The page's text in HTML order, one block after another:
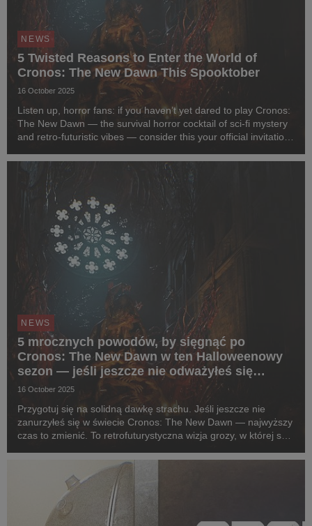
NEWS
5 Twisted Reasons to Enter the World of
Cronos: The New Dawn This Spooktober
16 October 2025
Listen up, horror fans: if you haven’t yet dared to play Cronos:
The New Dawn — the survival horror cocktail of sci-fi mystery
and retro-futuristic vibes — consider this your official invitation.
why skipping thi...
NEWS
5 mrocznych powodów, by sięgnąć po
Cronos: The New Dawn w ten Halloweenowy
sezon — jeśli jeszcze nie odważyłeś się
zagrać.
16 October 2025
Przygotuj się na solidną dawkę strachu. Jeśli jeszcze nie
zanurzyłeś się w świecie Cronos: The New Dawn — najwyższy
czas to zmienić. To retrofuturystyczna wizja grozy, w której sci-
zaproszenie od naszego ze...